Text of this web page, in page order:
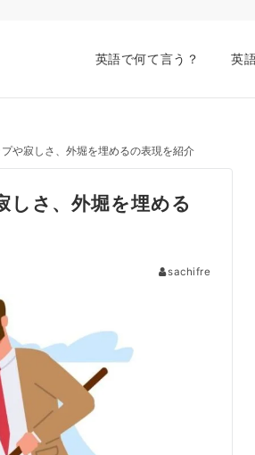
英語で何て言う？ 英
や寂しさ、外堀を埋めるの表現を紹介
しさ、外堀を埋める
sachifre